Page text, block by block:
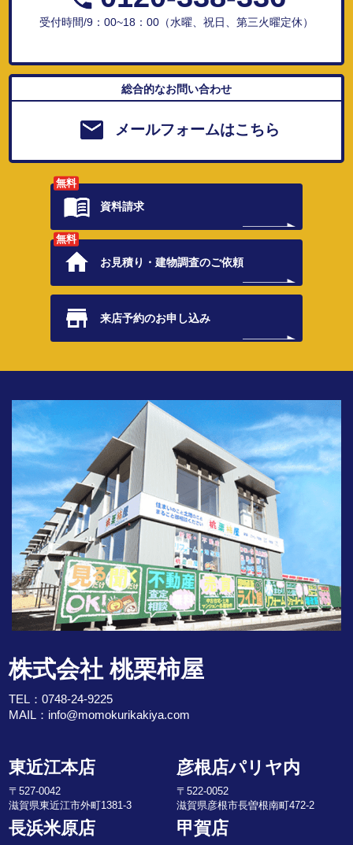
受付時間/9：00~18：00（水曜、祝日、第三火曜定休）
総合的なお問い合わせ
メールフォームはこちら
無料
資料請求
無料
お見積り・建物調査のご依頼
来店予約のお申し込み
株式会社 桃栗柿屋
TEL：0748-24-9225
MAIL： info@momokurikakiya.com
東近江本店
〒527-0042
滋賀県東近江市外町1381-3
彦根店パリヤ内
〒522-0052
滋賀県彦根市長曽根南町472-2
長浜米原店 甲賀店